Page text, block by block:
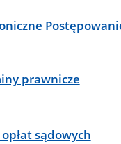
prawnicze
sądowych